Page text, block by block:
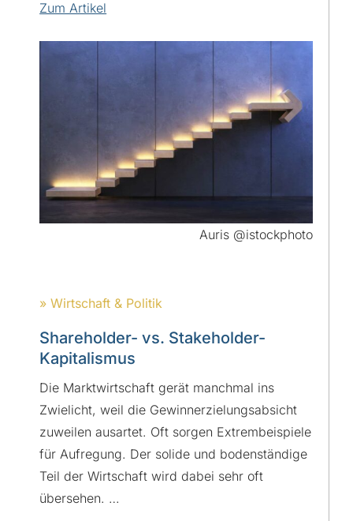
Zum Artikel
» Wirtschaft & Politik
Shareholder- vs. Stakeholder-
Kapitalismus
Die Marktwirtschaft gerät manchmal ins
Zwielicht, weil die Gewinnerzielungsabsicht
zuweilen ausartet. Oft sorgen Extrembeispiele
für Aufregung. Der solide und bodenständige
Teil der Wirtschaft wird dabei sehr oft
übersehen. …
Auris @istockphoto